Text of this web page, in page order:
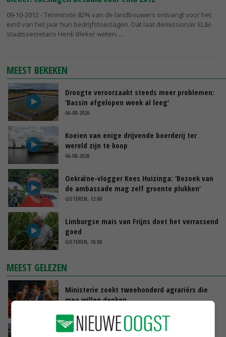
09-10-2012 - Tenminste 82% van de landbouwers ontvangt voor het
eind van het jaar hun bedrijfstoeslagen. Dat laat demissionair EL&I-
staatssecretaris Henk Bleker weten.
MEEST BEKEKEN
Droogte veroorzaakt steeds meer problemen:
‘Bassin afgelopen week al leeg’
06-08-2026
Koeien van enige drijvende boerderij ter
wereld zijn te koop
06-08-2026
Oekraïne-vlogger Kees Huizinga: ‘Bezoek van
de ambassade mag zelf groente plukken’
GISTEREN, 12:00
Limburgse mais van Frijns doet het verrassend
goed
GISTEREN, 10:00
MEEST GELEZEN
Ministerie zoekt tweehonderd agrariërs die
mee willen denken
Kamervragen over onttrekkingsverbod,